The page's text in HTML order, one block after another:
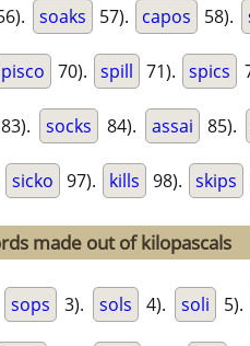
soaks 57). capos 58).
pisco 70). spill 71). spics
83). socks 84). assai 85).
sicko 97). kills 98). skips
made out of kilopascals
sops 3). sols 4). soli 5).